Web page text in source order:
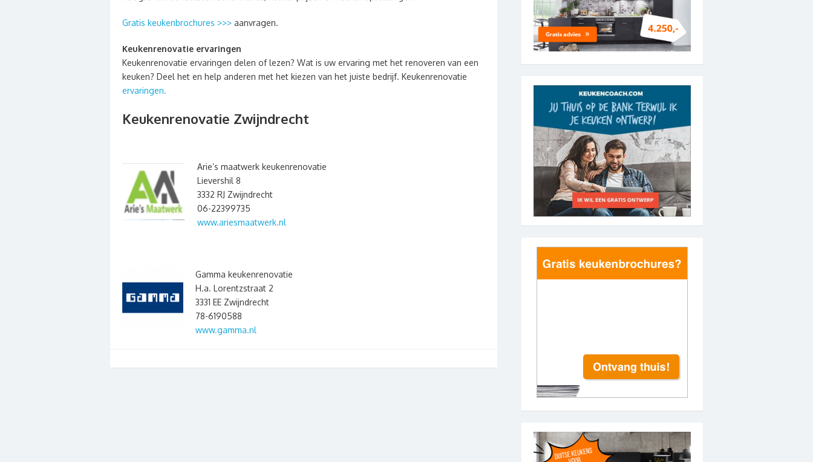
Gratis keukenbrochures >>> aanvragen.
Keukenrenovatie ervaringen
Keukenrenovatie ervaringen delen of lezen? Wat is uw ervaring met het renoveren van een
keuken? Deel het en help anderen met het kiezen van het juiste bedrijf. Keukenrenovatie
ervaringen.
Keukenrenovatie Zwijndrecht
Arie’s maatwerk keukenrenovatie
Lievershil 8
3332 RJ Zwijndrecht
06-22399735
www.ariesmaatwerk.nl
Gamma keukenrenovatie
H.a. Lorentzstraat 2
3331 EE Zwijndrecht
78-6190588
www.gamma.nl